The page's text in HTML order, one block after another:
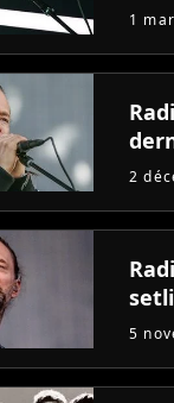
1
2
5